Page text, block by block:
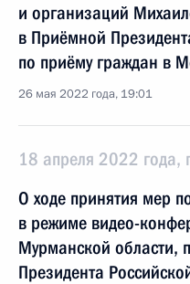
и организаций
в Приёмной
по приёму граждан в
26 мая 2022 года, 19:01
18 апреля 2022 года,
О ходе принятия мер
в режиме видео-
Мурманской области,
Президента